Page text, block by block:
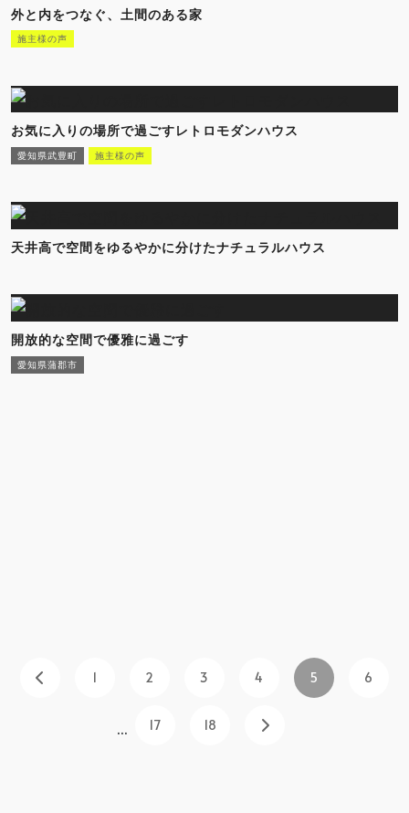
外と内をつなぐ、土間のある家
施主様の声
お気に入りの場所で過ごすレトロモダンハウス
愛知県武豊町 施主様の声
天井高で空間をゆるやかに分けたナチュラルハウス
開放的な空間で優雅に過ごす
愛知県蒲郡市
1 2 3 4 5 6
... 17 18